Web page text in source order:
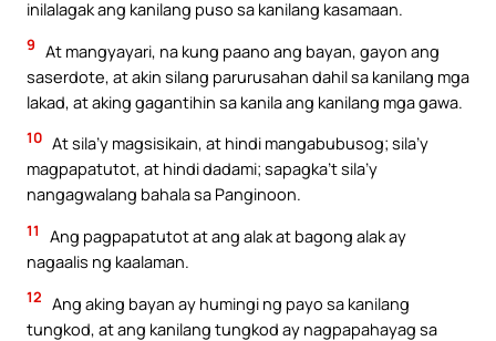
inilalagak ang kanilang puso sa kanilang kasamaan.
9 At mangyayari, na kung paano ang bayan, gayon ang
saserdote, at akin silang parurusahan dahil sa kanilang mga
lakad, at aking gagantihin sa kanila ang kanilang mga gawa.
10 At sila’y magsisikain, at hindi mangabubusog; sila’y
magpapatutot, at hindi dadami; sapagka’t sila’y
nangagwalang bahala sa Panginoon.
11
Ang pagpapatutot at ang alak at bagong alak ay
nagaalis ng kaalaman.
12 Ang aking bayan ay humingi ng payo sa kanilang
tungkod, at ang kanilang tungkod ay nagpapahayag sa